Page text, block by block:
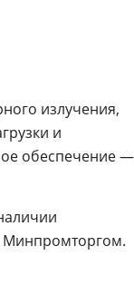
излучения,
и
обеспечение —
Минпромторгом.